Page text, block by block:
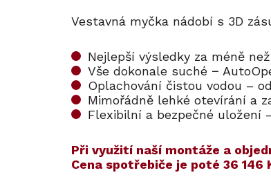
Vestavná myčka nádobí s 3D
Nejlepší výsledky za méně
Vše dokonale suché −
Oplachování čistou vodou –
Mimořádně lehké otevírání a
Flexibilní a bezpečné uložení
​​Při využití naší montáže a
Cena spotřebiče je poté 36 146